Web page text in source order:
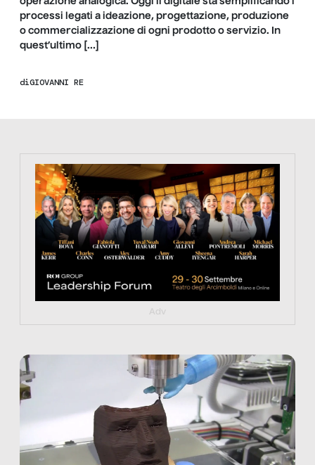
processi legati a ideazione, progettazione, produzione
o commercializzazione di ogni prodotto o servizio. In
quest’ultimo […]
diGIOVANNI RE
https://tinyurl.com/363fvfm9
Adv